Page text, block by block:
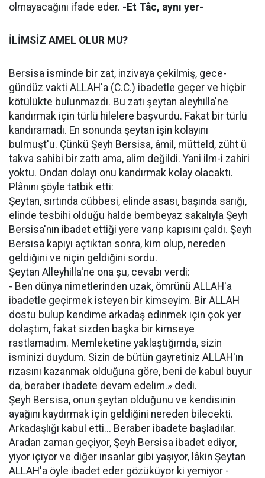
olmayacağını ifade eder. -Et Tâc, aynı yer-
İLİMSİZ AMEL OLUR MU?
Bersisa isminde bir zat, inzivaya çekilmiş, gece-
gündüz vakti ALLAH'a (C.C.) ibadetle geçer ve hiçbir
kötülükte bulunmazdı. Bu zatı şeytan aleyhilla'ne
kandırmak için türlü hilelere başvurdu. Fakat bir türlü
kandıramadı. En sonunda şeytan işin kolayını
bulmuşt'u. Çünkü Şeyh Bersisa, âmil, mütteld, züht ü
takva sahibi bir zattı ama, alim değildi. Yani ilm-i zahiri
yoktu. Ondan dolayı onu kandırmak kolay olacaktı.
Plânını şöyle tatbik etti:
Şeytan, sırtında cübbesi, elinde asası, başında sarığı,
elinde tesbihi olduğu halde bembeyaz sakalıyla Şeyh
Bersisa'nın ibadet ettiği yere varıp kapısını çaldı. Şeyh
Bersisa kapıyı açtıktan sonra, kim olup, nereden
geldiğini ve niçin geldiğini sordu.
Şeytan Alleyhilla'ne ona şu, cevabı verdi:
- Ben dünya nimetlerinden uzak, ömrünü ALLAH'a
ibadetle geçirmek isteyen bir kimseyim. Bir ALLAH
dostu bulup kendime arkadaş edinmek için çok yer
dolaştım, fakat sizden başka bir kimseye
rastlamadım. Memleketine yaklaştığımda, sizin
isminizi duydum. Sizin de bütün gayretiniz ALLAH'ın
rızasını kazanmak olduğuna göre, beni de kabul buyur
da, beraber ibadete devam edelim.» dedi.
Şeyh Bersisa, onun şeytan olduğunu ve kendisinin
ayağını kaydırmak için geldiğini nereden bilecekti.
Arkadaşlığı kabul etti... Beraber ibadete başladılar.
Aradan zaman geçiyor, Şeyh Bersisa ibadet ediyor,
yiyor içiyor ve diğer insanlar gibi yaşıyor, lâkin Şeytan
ALLAH'a öyle ibadet eder gözüküyor ki yemiyor -